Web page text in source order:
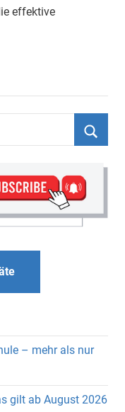
effektive
– mehr als nur
gilt ab August 2026